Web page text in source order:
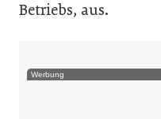
Betriebs, aus.
Werbung